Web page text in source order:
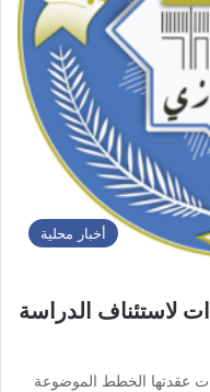
أخبار محلية
لاستئناف الدراسة
عقدتها الخطط الموضوعة